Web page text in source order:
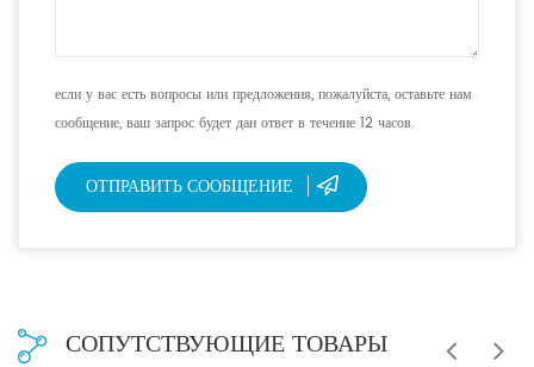
если у вас есть вопросы или предложения, пожалуйста, оставьте нам
сообщение, ваш запрос будет дан ответ в течение 12 часов.
ОТПРАВИТЬ СООБЩЕНИЕ
СОПУТСТВУЮЩИЕ ТОВАРЫ